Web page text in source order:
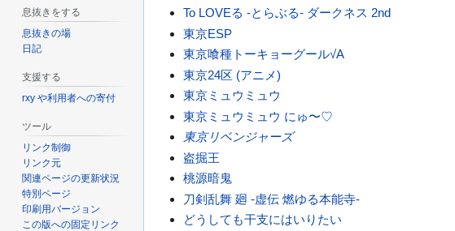
To LOVEる -とらぶる- ダークネス 2nd
東京ESP
東京喰種トーキョーグール√A
東京24区 (アニメ)
東京ミュウミュウ
東京ミュウミュウ にゅ〜♡
東京リベンジャーズ
盗掘王
桃源暗鬼
刀剣乱舞 廻 -虚伝 燃ゆる本能寺-
どうしても干支にはいりたい
息抜きをする
息抜きの場
日記
支援する
rxy や利用者への寄付
ツール
リンク制御
リンク元
関連ページの更新状況
特別ページ
印刷用バージョン
この版への固定リンク